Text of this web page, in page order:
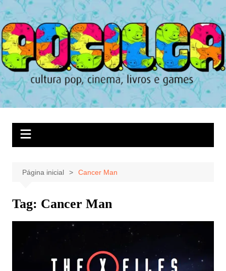
Ir
para
o
conteúdo
Página inicial Cancer Man
Tag: Cancer Man